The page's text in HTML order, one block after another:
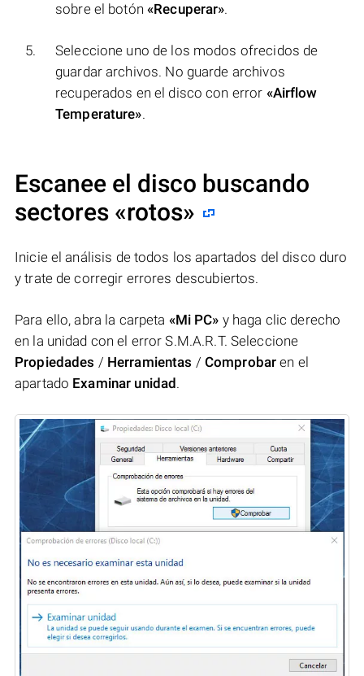
sobre el botón «Recuperar».
Seleccione uno de los modos ofrecidos de
guardar archivos. No guarde archivos
recuperados en el disco con error «Airflow
Temperature».
Escanee el disco buscando
sectores «rotos»
Inicie el análisis de todos los apartados del disco duro
y trate de corregir errores descubiertos.
Para ello, abra la carpeta «Mi PC» y haga clic derecho
en la unidad con el error S.M.A.R.T. Seleccione
Propiedades / Herramientas / Comprobar en el
apartado Examinar unidad.